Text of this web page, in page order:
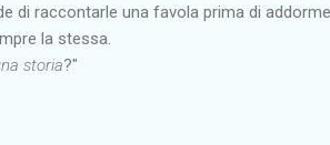
di raccontarle una favola prima di
la stessa.
storia?"